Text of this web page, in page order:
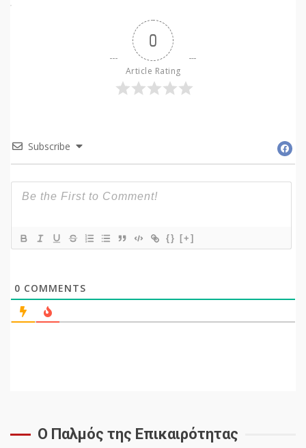
0
Article Rating
Subscribe
{} [+]
0 COMMENTS
Ο Παλμός της Επικαιρότητας